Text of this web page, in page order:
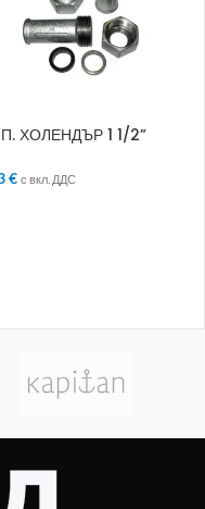
ХОЛЕНДЪР 1 1/2”
€ с вкл. ДДС